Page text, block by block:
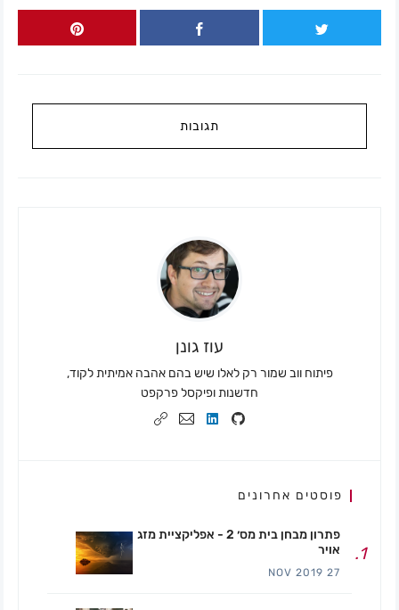
תגובות
עוז גונן
פיתוח ווב שמור רק לאלו שיש בהם אהבה אמיתית לקוד,
חדשנות ופיקסל פרקפט
פוסטים אחרונים
פתרון מבחן בית מס׳ 2 - אפליקציית מזג
אויר
27 NOV 2019